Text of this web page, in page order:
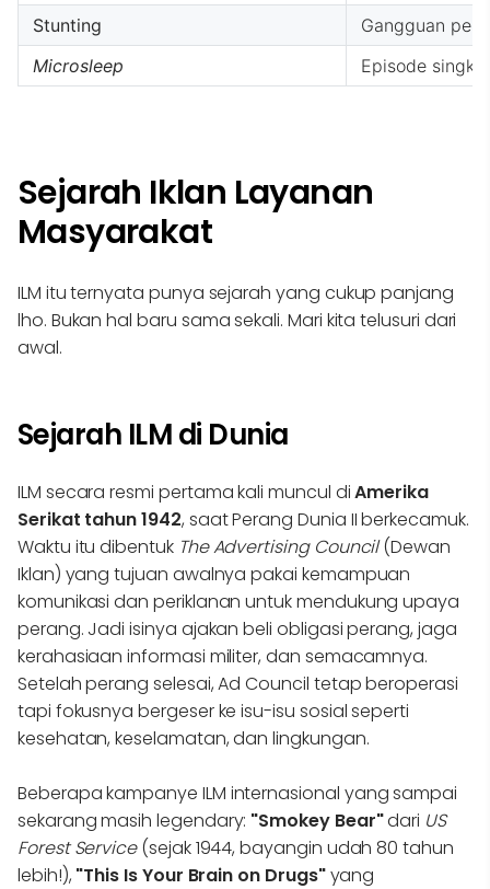
Stunting
Gangguan
Microsleep
Episode
Sejarah Iklan Layanan
Masyarakat
ILM itu ternyata punya sejarah yang cukup panjang
lho. Bukan hal baru sama sekali. Mari kita telusuri dari
awal.
Sejarah ILM di Dunia
ILM secara resmi pertama kali muncul diAmerika
Serikat tahun 1942, saat Perang Dunia II berkecamuk.
Waktu itu dibentuk The Advertising Council(Dewan
Iklan) yang tujuan awalnya pakai kemampuan
komunikasi dan periklanan untuk mendukung upaya
perang. Jadi isinya ajakan beli obligasi perang, jaga
kerahasiaan informasi militer, dan semacamnya.
Setelah perang selesai, Ad Council tetap beroperasi
tapi fokusnya bergeser ke isu-isu sosial seperti
kesehatan, keselamatan, dan lingkungan.
Beberapa kampanye ILM internasional yang sampai
sekarang masih legendary: "Smokey Bear"dari US
Forest Service(sejak 1944, bayangin udah 80 tahun
lebih!), "This Is Your Brain on Drugs"yang